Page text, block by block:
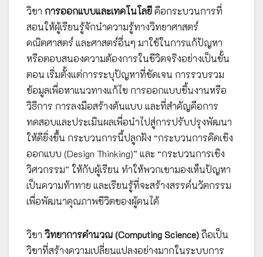
วิชา การออกแบบและเทคโนโลยีคือกระบวนการที่
สอนให้ผู้เรียนรู้จักนำความรู้ทางวิทยาศาสตร์
คณิตศาสตร์ และศาสตร์อื่นๆ มาใช้ในการแก้ปัญหา
หรือตอบสนองความต้องการในชีวิตจริงอย่างเป็นขั้น
ตอน เริ่มตั้งแต่การระบุปัญหาที่ชัดเจน การรวบรวม
ข้อมูลเพื่อหาแนวทางแก้ไข การออกแบบชิ้นงานหรือ
วิธีการ การลงมือสร้างต้นแบบ และที่สำคัญคือการ
ทดสอบและประเมินผลเพื่อนำไปสู่การปรับปรุงพัฒนา
ให้ดียิ่งขึ้น กระบวนการนี้ปลูกฝัง “กระบวนการคิดเชิง
ออกแบบ (Design Thinking)” และ “กระบวนการเชิง
วิศวกรรม” ให้กับผู้เรียน ทำให้พวกเขามองเห็นปัญหา
เป็นความท้าทาย และเรียนรู้ที่จะสร้างสรรค์นวัตกรรม
เพื่อพัฒนาคุณภาพชีวิตของผู้คนได้
วิชา วิทยาการคำนวณ (Computing Science)ถือเป็น
วิชาที่สร้างความเปลี่ยนแปลงอย่างมากในระบบการ